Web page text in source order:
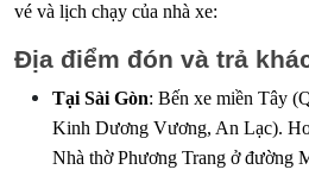
vé và lịch chạy của nhà xe:
Địa điểm đón và trả
Tại Sài Gòn: Bến xe miền Tây
Kinh Dương Vương, An Lạc).
Nhà thờ Phương Trang ở đường